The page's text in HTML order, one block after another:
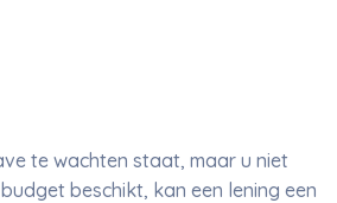
te wachten staat, maar u niet
beschikt, kan een lening een